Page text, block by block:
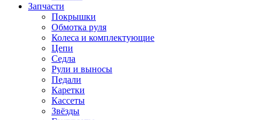
Запчасти
Покрышки
Обмотка руля
Колеса и комплектующие
Цепи
Седла
Рули и выносы
Педали
Каретки
Кассеты
Звёзды